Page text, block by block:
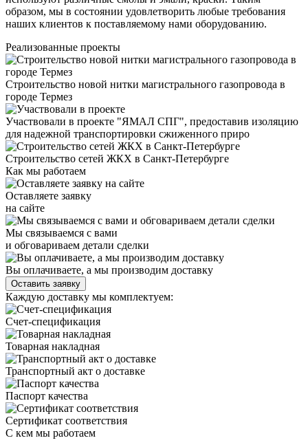
образом, мы в состоянии удовлетворить любые требования
наших клиентов к поставляемому нами оборудованию.
Реализованные проекты
Строительство новой нитки магистрального газопровода в
городе Термез
Участвовали в проекте "ЯМАЛ СПГ", предоставив изоляцию
для надежной транспортировки сжиженного приро
Строительство сетей ЖКХ в Санкт-Петербурге
Как мы работаем
Оставляете заявку
на сайте
Мы связываемся с вами
и обговариваем детали сделки
Вы оплачиваете, а мы производим доставку
Оставить заявку
Каждую доставку мы комплектуем:
Счет-спецификация
Товарная накладная
Транспортный акт о доставке
Паспорт качества
Сертификат соответствия
С кем мы работаем